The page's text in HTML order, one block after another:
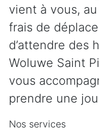
vient à vous,
frais de
d’attendre des
Woluwe Saint
vous
prendre une
Nos services